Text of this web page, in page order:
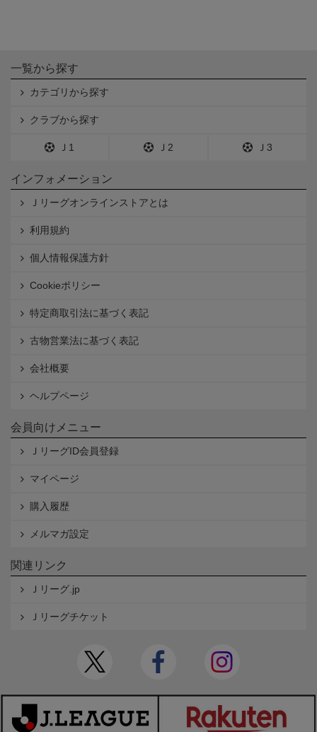
一覧から探す
カテゴリから探す
クラブから探す
Ｊ1 Ｊ2 Ｊ3
インフォメーション
Ｊリーグオンラインストアとは
利用規約
個人情報保護方針
Cookieポリシー
特定商取引法に基づく表記
古物営業法に基づく表記
会社概要
ヘルプページ
会員向けメニュー
ＪリーグID会員登録
マイページ
購入履歴
メルマガ設定
関連リンク
Ｊリーグ.jp
Ｊリーグチケット